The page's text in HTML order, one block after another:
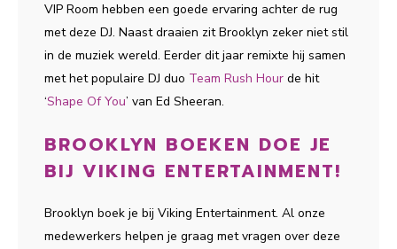
VIP Room hebben een goede ervaring achter de rug
met deze DJ. Naast draaien zit Brooklyn zeker niet stil
in de muziek wereld. Eerder dit jaar remixte hij samen
met het populaire DJ duo Team Rush Hour de hit
‘Shape Of You’ van Ed Sheeran.
BROOKLYN BOEKEN DOE JE
BIJ VIKING ENTERTAINMENT!
Brooklyn boek je bij Viking Entertainment. Al onze
medewerkers helpen je graag met vragen over deze